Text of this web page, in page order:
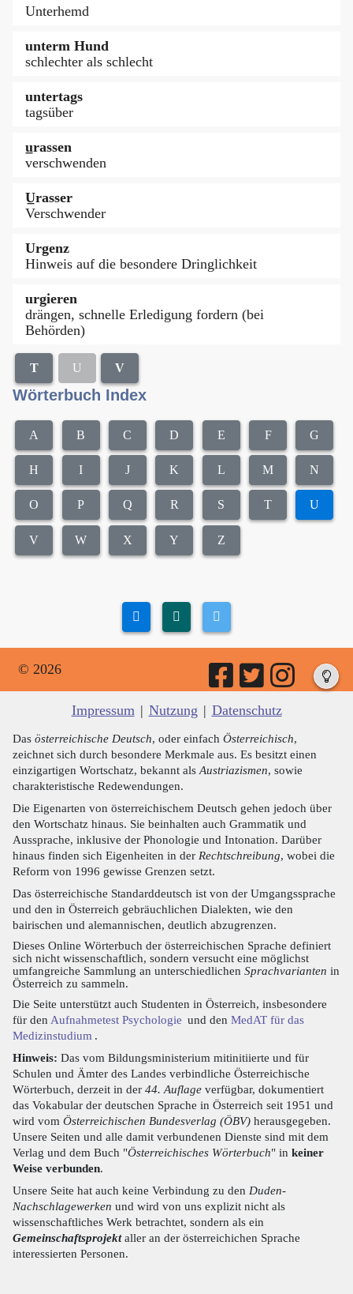
Unterhemd
unterm Hund
schlechter als schlecht
untertags
tagsüber
u̲rassen
verschwenden
U̲rasser
Verschwender
Urgenz
Hinweis auf die besondere Dringlichkeit
urgieren
drängen, schnelle Erledigung fordern (bei
Behörden)
T U V
Wörterbuch Index
A B C D E F G
H I J K L M N
O P Q R S T U
V W X Y Z
© 2026
Impressum | Nutzung | Datenschutz
Das österreichische Deutsch, oder einfach Österreichisch,
zeichnet sich durch besondere Merkmale aus. Es besitzt einen
einzigartigen Wortschatz, bekannt als Austriazismen, sowie
charakteristische Redewendungen.
Die Eigenarten von österreichischem Deutsch gehen jedoch über
den Wortschatz hinaus. Sie beinhalten auch Grammatik und
Aussprache, inklusive der Phonologie und Intonation. Darüber
hinaus finden sich Eigenheiten in der Rechtschreibung, wobei die
Reform von 1996 gewisse Grenzen setzt.
Das österreichische Standarddeutsch ist von der Umgangssprache
und den in Österreich gebräuchlichen Dialekten, wie den
bairischen und alemannischen, deutlich abzugrenzen.
Dieses Online Wörterbuch der österreichischen Sprache definiert
sich nicht wissenschaftlich, sondern versucht eine möglichst
umfangreiche Sammlung an unterschiedlichen Sprachvarianten in
Österreich zu sammeln.
Die Seite unterstützt auch Studenten in Österreich, insbesondere
für den Aufnahmetest Psychologie und den MedAT für das
Medizinstudium .
Hinweis: Das vom Bildungsministerium mitinitiierte und für
Schulen und Ämter des Landes verbindliche Österreichische
Wörterbuch, derzeit in der 44. Auflage verfügbar, dokumentiert
das Vokabular der deutschen Sprache in Österreich seit 1951 und
wird vom Österreichischen Bundesverlag (ÖBV) herausgegeben.
Unsere Seiten und alle damit verbundenen Dienste sind mit dem
Verlag und dem Buch "Österreichisches Wörterbuch" in keiner
Weise verbunden.
Unsere Seite hat auch keine Verbindung zu den Duden-
Nachschlagewerken und wird von uns explizit nicht als
wissenschaftliches Werk betrachtet, sondern als ein
Gemeinschaftsprojektaller an der österreichichen Sprache
interessierten Personen.